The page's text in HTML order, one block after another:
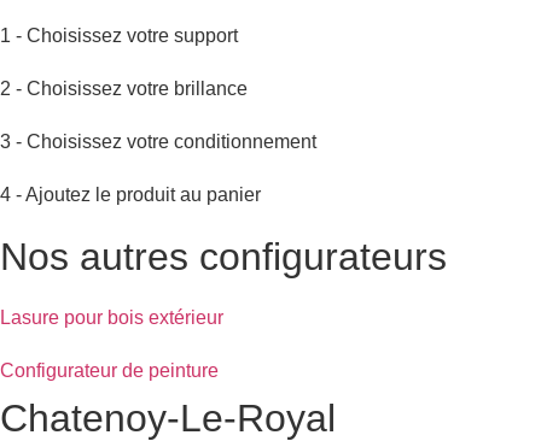
1 - Choisissez votre support
2 - Choisissez votre brillance
3 - Choisissez votre conditionnement
4 - Ajoutez le produit au panier
Nos autres configurateurs
Lasure pour bois extérieur
Configurateur de peinture
Chatenoy-Le-Royal